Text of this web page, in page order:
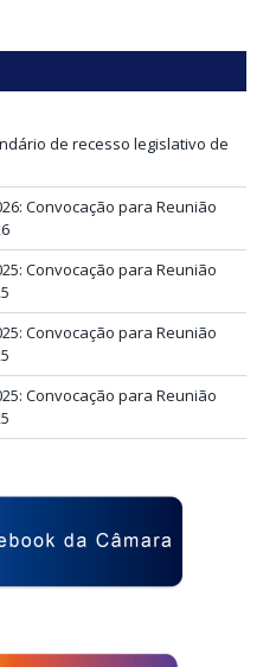
de recesso legislativo de
Convocação para Reunião
Convocação para Reunião
Convocação para Reunião
Convocação para Reunião